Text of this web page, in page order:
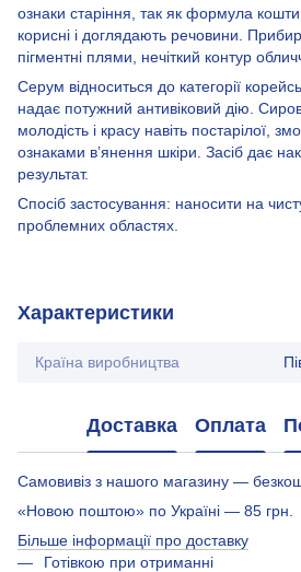
ознаки старіння, так як формула кошти
корисні і доглядають речовини.
пігментні плями, нечіткий контур
Серум відноситься до категорії
надає потужний антивіковий дію.
молодість і красу навіть постарілої,
ознаками в’янення шкіри. Засіб дає
результат.
Спосіб застосування: наносити на
проблемних областях.
Характеристики
Країна виробництва
Доставка Оплата
Самовивіз з нашого магазину —
«Новою поштою» по Україні — 85 грн.
Більше інформації про доставку
Готівкою при отриманні